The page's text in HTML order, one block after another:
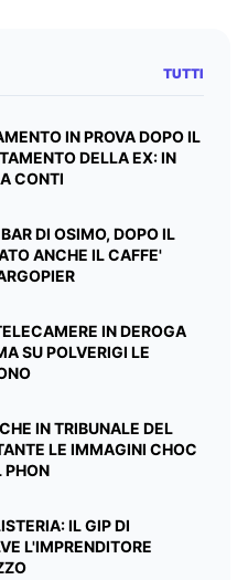
TUTTI
IN PROVA DOPO IL
DELLA EX: IN
CONTI
DI OSIMO, DOPO IL
ANCHE IL CAFFE'
IN DEROGA
SU POLVERIGI LE
IN TRIBUNALE DEL
LE IMMAGINI CHOC
PHON
IL GIP DI
L'IMPRENDITORE